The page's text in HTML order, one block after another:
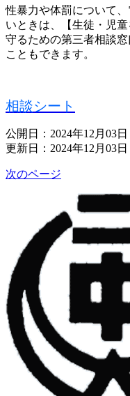
性暴力や体罰について
いときは、【生徒・児
守るための第三者相談
こともできます。
相談シート
公開日：2024年12月03日
更新日：2024年12月03日
次のページ